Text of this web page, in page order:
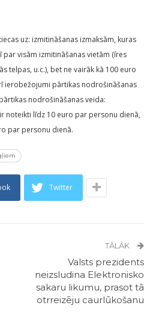
uz: izmitināšanas izmaksām, kuras
visām izmitināšanas vietām (īres
telpas, u.c.), bet ne vairāk kā 100 euro
ierobežojumi pārtikas nodrošināšanas
nodrošināšanas veida:
noteikti līdz 10 euro par personu dienā,
par personu dienā.
Twitter
TĀLĀK
Valsts prezidents
neizsludina Elektronisko
sakaru likumu, prasot tā
otrreizēju caurlūkošanu